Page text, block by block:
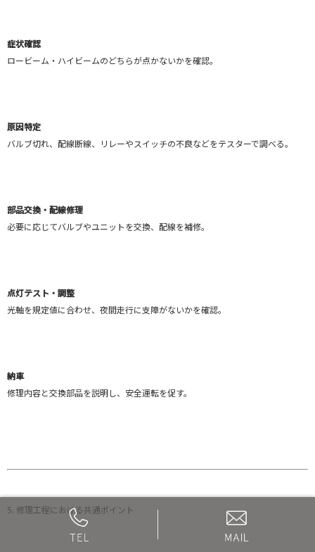
症状確認
ロービーム・ハイビームのどちらが点かないかを確認。
原因特定
バルブ切れ、配線断線、リレーやスイッチの不良などをテスターで調べる。
部品交換・配線修理
必要に応じてバルブやユニットを交換、配線を補修。
点灯テスト・調整
光軸を規定値に合わせ、夜間走行に支障がないかを確認。
納車
修理内容と交換部品を説明し、安全運転を促す。
5. 修理工程における共通ポイント